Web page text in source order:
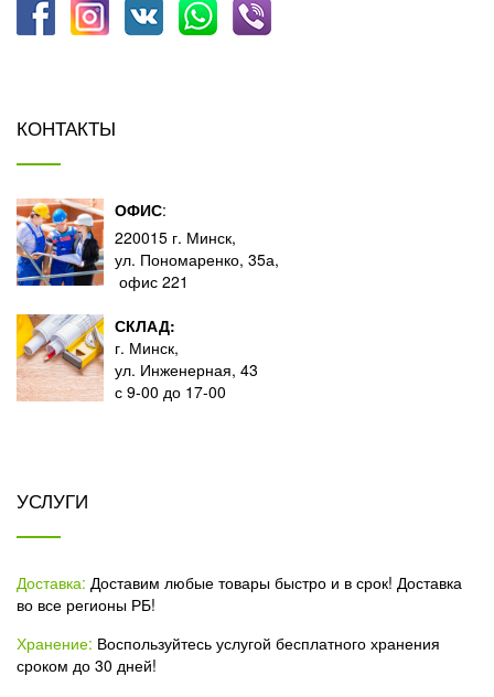
КОНТАКТЫ
ОФИС:
220015 г. Минск,
ул. Пономаренко, 35а,
офис 221
СКЛАД:
г. Минск,
ул. Инженерная, 43
с 9-00 до 17-00
УСЛУГИ
Доставка: Доставим любые товары быстро и в срок! Доставка
во все регионы РБ!
Хранение: Воспользуйтесь услугой бесплатного хранения
сроком до 30 дней!